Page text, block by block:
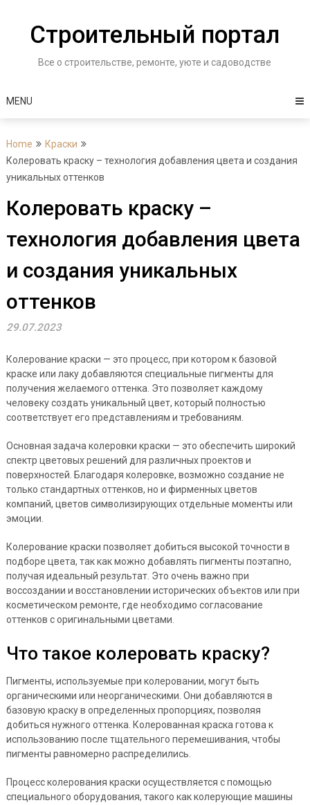
contentСтроительный портал
Все о строительстве, ремонте, уюте и садоводстве
MENU
Home
Краски
Колеровать краску – технология добавления цвета и создания
уникальных оттенков
Колеровать краску –
технология добавления цвета
и создания уникальных
оттенков
29.07.2023
Колерование краски — это процесс, при котором к базовой
краске или лаку добавляются специальные пигменты для
получения желаемого оттенка. Это позволяет каждому
человеку создать уникальный цвет, который полностью
соответствует его представлениям и требованиям.
Основная задача колеровки краски — это обеспечить широкий
спектр цветовых решений для различных проектов и
поверхностей. Благодаря колеровке, возможно создание не
только стандартных оттенков, но и фирменных цветов
компаний, цветов символизирующих отдельные моменты или
эмоции.
Колерование краски позволяет добиться высокой точности в
подборе цвета, так как можно добавлять пигменты поэтапно,
получая идеальный результат. Это очень важно при
воссоздании и восстановлении исторических объектов или при
косметическом ремонте, где необходимо согласование
оттенков с оригинальными цветами.
Что такое колеровать краску?
Пигменты, используемые при колеровании, могут быть
органическими или неорганическими. Они добавляются в
базовую краску в определенных пропорциях, позволяя
добиться нужного оттенка. Колерованная краска готова к
использованию после тщательного перемешивания, чтобы
пигменты равномерно распределились.
Процесс колерования краски осуществляется с помощью
специального оборудования, такого как колерующие машины